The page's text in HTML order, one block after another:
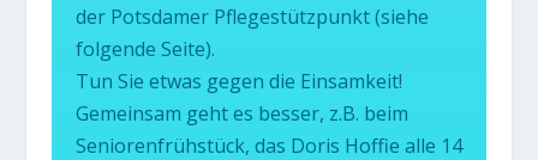
der Potsdamer Pflegestützpunkt (siehe
folgende Seite).
Tun Sie etwas gegen die Einsamkeit!
Gemeinsam geht es besser, z.B. beim
Seniorenfrühstück, das Doris Hoffie alle 14